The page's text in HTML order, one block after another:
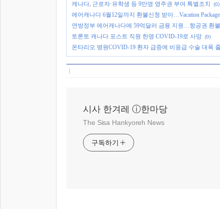
캐나다, 근로자·유학생 등 9만명 영주권 부여 특별조치
(0)
에어캐나다 6월12일까지 환불신청 받아…Vacation
연방정부 에어캐나다에 59억달러 금융 지원…항공권 환
토론토 캐나다 포스트 직원 한명 COVID-19로 사망 (0)
온타리오 병원COVID-19 환자 급증에 비응급 수술 대폭
시사 한겨레 ⓘ한마당
The Sisa Hankyoreh News
구독하기